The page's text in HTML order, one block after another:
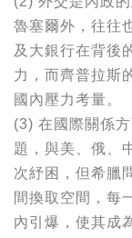
魯塞爾外，往往
及大銀行在背後
力，而齊普拉斯
國內壓力考量。
(3) 在國際關係
題，與美、俄、
次紓困，但希臘
間換取空間，每
內引爆，使其成